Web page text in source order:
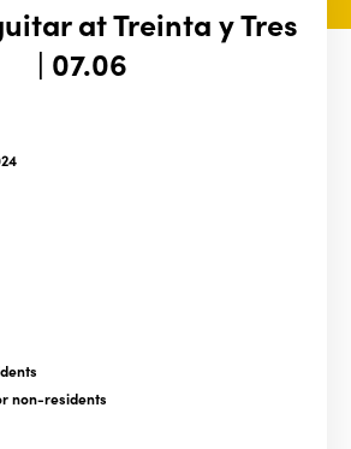
at Treinta y Tres
| 07.06
non-residents